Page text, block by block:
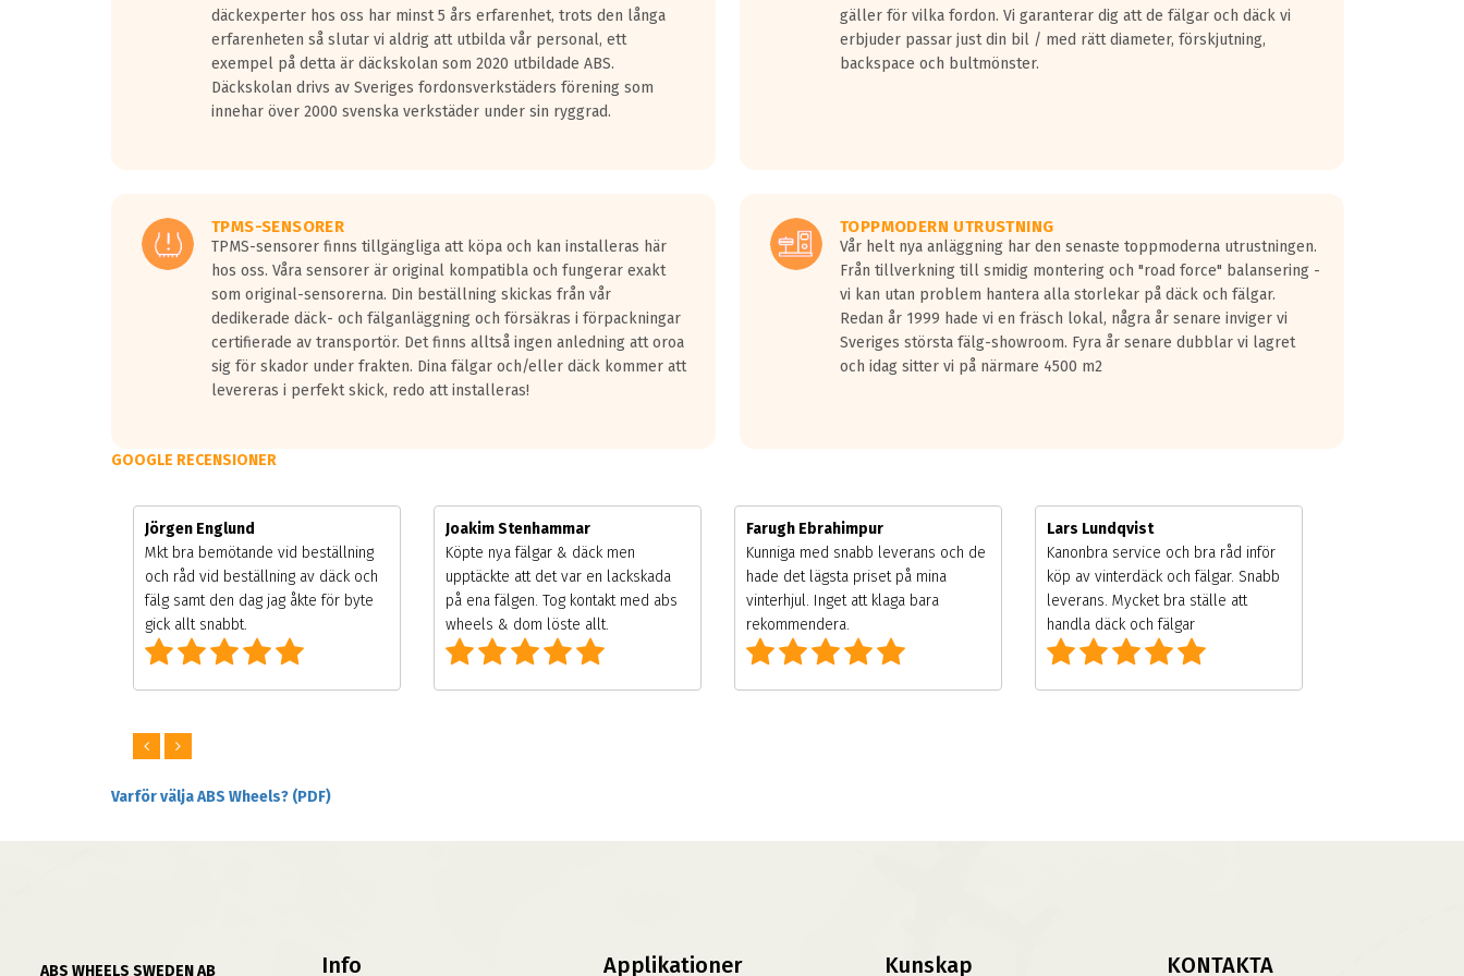
däckexperter hos oss har minst 5 års erfarenhet, trots den långa
erfarenheten så slutar vi aldrig att utbilda vår personal, ett
exempel på detta är däckskolan som 2020 utbildade ABS.
Däckskolan drivs av Sveriges fordonsverkstäders förening som
innehar över 2000 svenska verkstäder under sin ryggrad.
gäller för vilka fordon. Vi garanterar dig att de fälgar och däck vi
erbjuder passar just din bil / med rätt diameter, förskjutning,
backspace och bultmönster.
TPMS-SENSORER
TPMS-sensorer finns tillgängliga att köpa och kan installeras här
hos oss. Våra sensorer är original kompatibla och fungerar exakt
som original-sensorerna. Din beställning skickas från vår
dedikerade däck- och fälganläggning och försäkras i förpackningar
certifierade av transportör. Det finns alltså ingen anledning att oroa
sig för skador under frakten. Dina fälgar och/eller däck kommer att
levereras i perfekt skick, redo att installeras!
TOPPMODERN UTRUSTNING
Vår helt nya anläggning har den senaste toppmoderna utrustningen.
Från tillverkning till smidig montering och "road force" balansering -
vi kan utan problem hantera alla storlekar på däck och fälgar.
Redan år 1999 hade vi en fräsch lokal, några år senare inviger vi
Sveriges största fälg-showroom. Fyra år senare dubblar vi lagret
och idag sitter vi på närmare 4500 m2
GOOGLE RECENSIONER
Jörgen Englund
Mkt bra bemötande vid beställning
och råd vid beställning av däck och
fälg samt den dag jag åkte för byte
gick allt snabbt.
Joakim Stenhammar
Köpte nya fälgar & däck men
upptäckte att det var en lackskada
på ena fälgen. Tog kontakt med abs
wheels & dom löste allt.
Farugh Ebrahimpur
Kunniga med snabb leverans och de
hade det lägsta priset på mina
vinterhjul. Inget att klaga bara
rekommendera.
Lars Lundqvist
Kanonbra service och bra råd inför
köp av vinterdäck och fälgar. Snabb
leverans. Mycket bra ställe att
handla däck och fälgar
Varför välja ABS Wheels? (PDF)
ABS WHEELS SWEDEN AB Info Applikationer Kunskap KONTAKTA